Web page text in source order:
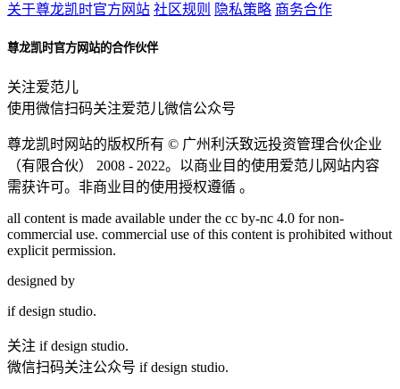
关于尊龙凯时官方网站 社区规则 隐私策略 商务合作
尊龙凯时官方网站的合作伙伴
关注爱范儿
使用微信扫码关注爱范儿微信公众号
尊龙凯时网站的版权所有 © 广州利沃致远投资管理合伙企业
（有限合伙）
2008 - 2022。以商业目的使用爱范儿网站内容
需获许可。非商业目的使用授权遵循 。
all content is made available under the cc by-nc 4.0 for non-
commercial use. commercial use of this content is prohibited without
explicit permission.
designed by
if design studio.
关注 if design studio.
微信扫码关注公众号 if design studio.